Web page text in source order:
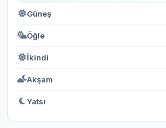
Güneş
Öğle
İkindi
Akşam
Yatsı